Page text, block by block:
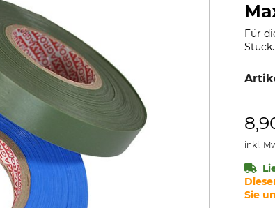
Für
Stück.
inkl.
Sie